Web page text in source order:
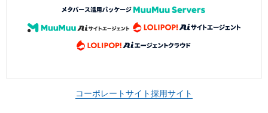
コーポレートサイト採用サイト